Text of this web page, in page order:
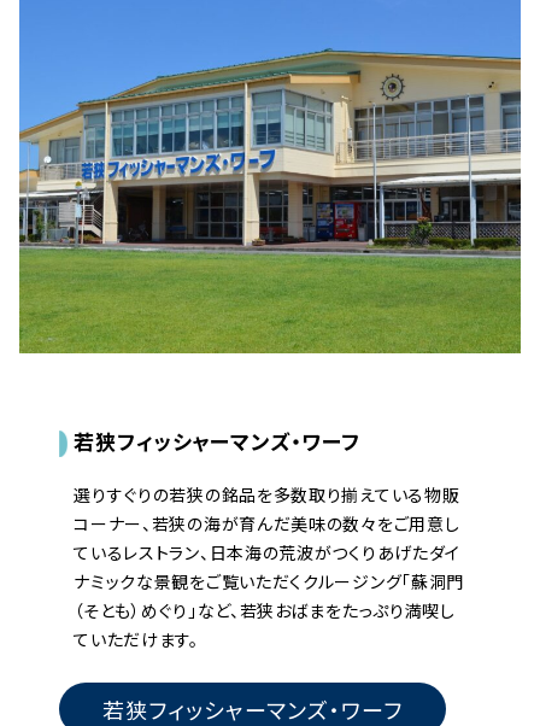
若狭フィッシャーマンズ・ワーフ
選りすぐりの若狭の銘品を多数取り揃えている物販
コーナー、若狭の海が育んだ美味の数々をご用意し
ているレストラン、日本海の荒波がつくりあげたダイ
ナミックな景観をご覧いただくクルージング「蘇洞門
（そとも）めぐり」など、若狭おばまをたっぷり満喫し
ていただけます。
若狭フィッシャーマンズ・ワーフ